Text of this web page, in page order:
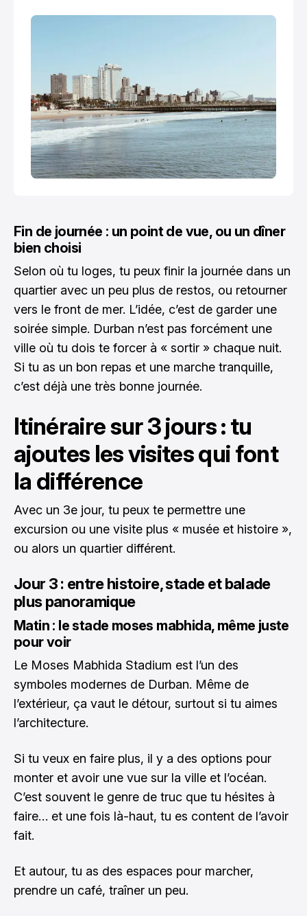
Fin de journée : un point de vue, ou un dîner
bien choisi
Selon où tu loges, tu peux finir la journée dans un
quartier avec un peu plus de restos, ou retourner
vers le front de mer. L’idée, c’est de garder une
soirée simple. Durban n’est pas forcément une
ville où tu dois te forcer à « sortir » chaque nuit.
Si tu as un bon repas et une marche tranquille,
c’est déjà une très bonne journée.
Itinéraire sur 3 jours : tu
ajoutes les visites qui font
la différence
Avec un 3e jour, tu peux te permettre une
excursion ou une visite plus « musée et histoire »,
ou alors un quartier différent.
Jour 3 : entre histoire, stade et balade
plus panoramique
Matin : le stade moses mabhida, même juste
pour voir
Le Moses Mabhida Stadium est l’un des
symboles modernes de Durban. Même de
l’extérieur, ça vaut le détour, surtout si tu aimes
l’architecture.
Si tu veux en faire plus, il y a des options pour
monter et avoir une vue sur la ville et l’océan.
C’est souvent le genre de truc que tu hésites à
faire… et une fois là-haut, tu es content de l’avoir
fait.
Et autour, tu as des espaces pour marcher,
prendre un café, traîner un peu.